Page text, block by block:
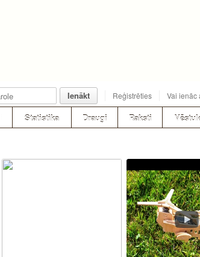
Ienākt Reģistrēties Vai ienāc
Statistika Draugi Raksti